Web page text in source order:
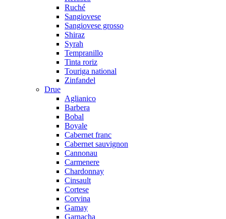
Ruché
Sangiovese
Sangiovese grosso
Shiraz
Syrah
Tempranillo
Tinta roriz
Touriga national
Zinfandel
Drue
Aglianico
Barbera
Bobal
Boyale
Cabernet franc
Cabernet sauvignon
Cannonau
Carmenere
Chardonnay
Cinsault
Cortese
Corvina
Gamay
Garnacha